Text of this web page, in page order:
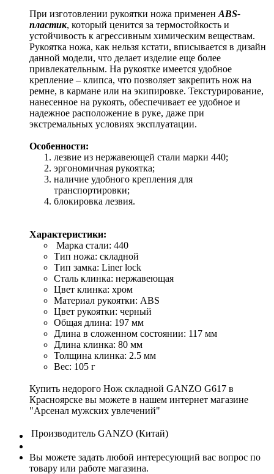
При изготовлении рукоятки ножа применен ABS-
пластик, который ценится за термостойкость и
устойчивость к агрессивным химическим веществам.
Рукоятка ножа, как нельзя кстати, вписывается в дизайн
данной модели, что делает изделие еще более
привлекательным. На рукоятке имеется удобное
крепление – клипса, что позволяет закрепить нож на
ремне, в кармане или на экипировке. Текстурирование,
нанесенное на рукоять, обеспечивает ее удобное и
надежное расположение в руке, даже при
экстремальных условиях эксплуатации.
Особенности:
лезвие из нержавеющей стали марки 440;
эргономичная рукоятка;
наличие удобного крепления для
транспортировки;
блокировка лезвия.
Характеристики:
Марка стали: 440
Тип ножа: складной
Тип замка: Liner lock
Сталь клинка: нержавеющая
Цвет клинка: хром
Материал рукоятки: ABS
Цвет рукоятки: черный
Общая длина: 197 мм
Длина в сложенном состоянии: 117 мм
Длина клинка: 80 мм
Толщина клинка: 2.5 мм
Вес: 105 г
Купить недорого Нож складной GANZO G617 в
Красноярске вы можете в нашем интернет магазине
"Арсенал мужских увлечений"
Производитель GANZO (Китай)
Вы можете задать любой интересующий вас вопрос по
товару или работе магазина.